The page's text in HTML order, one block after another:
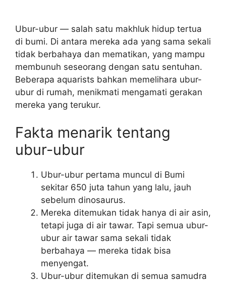
Ubur-ubur — salah satu makhluk hidup tertua
di bumi. Di antara mereka ada yang sama sekali
tidak berbahaya dan mematikan, yang mampu
membunuh seseorang dengan satu sentuhan.
Beberapa aquarists bahkan memelihara ubur-
ubur di rumah, menikmati mengamati gerakan
mereka yang terukur.
Fakta menarik tentang
ubur-ubur
Ubur-ubur pertama muncul di Bumi
sekitar 650 juta tahun yang lalu, jauh
sebelum dinosaurus.
Mereka ditemukan tidak hanya di air asin,
tetapi juga di air tawar. Tapi semua ubur-
ubur air tawar sama sekali tidak
berbahaya — mereka tidak bisa
menyengat.
Ubur-ubur ditemukan di semua samudra